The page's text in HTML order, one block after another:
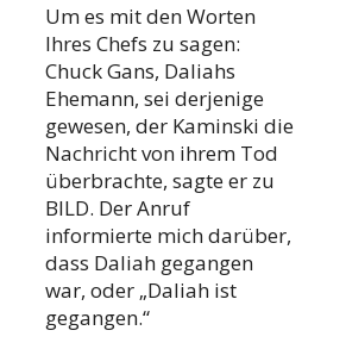
Um es mit den Worten
Ihres Chefs zu sagen:
Chuck Gans, Daliahs
Ehemann, sei derjenige
gewesen, der Kaminski die
Nachricht von ihrem Tod
überbrachte, sagte er zu
BILD. Der Anruf
informierte mich darüber,
dass Daliah gegangen
war, oder „Daliah ist
gegangen.“